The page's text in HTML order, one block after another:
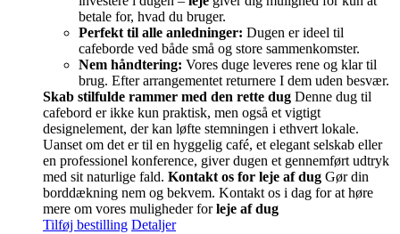
betale for, hvad du bruger.
Perfekt til alle anledninger: Dugen er ideel til
cafeborde ved både små og store sammenkomster.
Nem håndtering: Vores duge leveres rene og klar til
brug. Efter arrangementet returnere I dem uden besvær.
Skab stilfulde rammer med den rette dug Denne dug til
cafebord er ikke kun praktisk, men også et vigtigt
designelement, der kan løfte stemningen i ethvert lokale.
Uanset om det er til en hyggelig café, et elegant selskab eller
en professionel konference, giver dugen et gennemført udtryk
med sit naturlige fald. Kontakt os for leje af dug Gør din
borddækning nem og bekvem. Kontakt os i dag for at høre
mere om vores muligheder forleje af dug
Tilføj bestilling Detaljer